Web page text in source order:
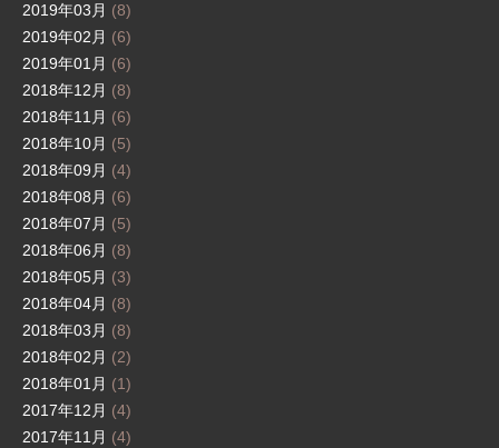
2019年03月 (8)
2019年02月 (6)
2019年01月 (6)
2018年12月 (8)
2018年11月 (6)
2018年10月 (5)
2018年09月 (4)
2018年08月 (6)
2018年07月 (5)
2018年06月 (8)
2018年05月 (3)
2018年04月 (8)
2018年03月 (8)
2018年02月 (2)
2018年01月 (1)
2017年12月 (4)
2017年11月 (4)